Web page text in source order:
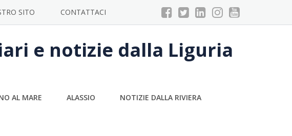
SITO CONTATTACI
e notizie dalla Liguria
AL MARE ALASSIO NOTIZIE DALLA RIVIERA